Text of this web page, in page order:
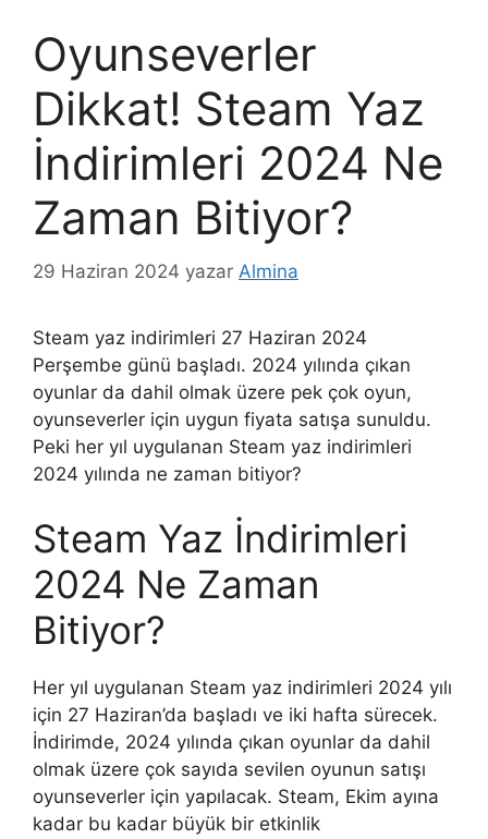
Oyunseverler
Dikkat! Steam Yaz
İndirimleri 2024 Ne
Zaman Bitiyor?
29 Haziran 2024 yazar Almina
Steam yaz indirimleri 27 Haziran 2024
Perşembe günü başladı. 2024 yılında çıkan
oyunlar da dahil olmak üzere pek çok oyun,
oyunseverler için uygun fiyata satışa sunuldu.
Peki her yıl uygulanan Steam yaz indirimleri
2024 yılında ne zaman bitiyor?
Steam Yaz İndirimleri
2024 Ne Zaman
Bitiyor?
Her yıl uygulanan Steam yaz indirimleri 2024 yılı
için 27 Haziran’da başladı ve iki hafta sürecek.
İndirimde, 2024 yılında çıkan oyunlar da dahil
olmak üzere çok sayıda sevilen oyunun satışı
oyunseverler için yapılacak. Steam, Ekim ayına
kadar bu kadar büyük bir etkinlik